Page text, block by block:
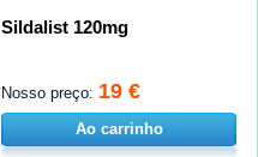
Sildalist 120mg
Nosso preço: 19 €
Ao carrinho